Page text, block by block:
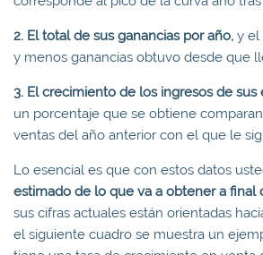
2. El total de sus ganancias por año, y el
y menos ganancias obtuvo desde que
3. El crecimiento de los ingresos de sus
un porcentaje que se obtiene
ventas del año anterior con el que le
Lo esencial es que con estos datos
estimado de lo que va a obtener a final
sus cifras actuales están orientadas
el siguiente cuadro se muestra un